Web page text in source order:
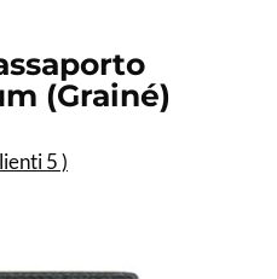
(Grainé)
5)